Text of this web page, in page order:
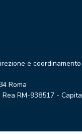
e coordinamento
Roma
RM-938517 -